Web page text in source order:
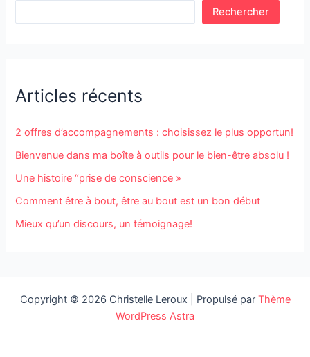
Rechercher
Articles récents
2 offres d’accompagnements : choisissez le plus opportun!
Bienvenue dans ma boîte à outils pour le bien-être absolu !
Une histoire “prise de conscience »
Comment être à bout, être au bout est un bon début
Mieux qu’un discours, un témoignage!
Copyright © 2026 Christelle Leroux | Propulsé par Thème
WordPress Astra